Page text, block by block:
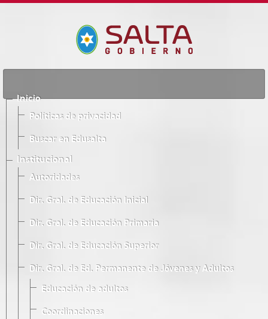
Inicio
Políticas de privacidad
Buscar en Edusalta
Institucional
Autoridades
Dir. Gral. de Educación Inicial
Dir. Gral. de Educación Primaria
Dir. Gral. de Educación Superior
Dir. Gral. de Ed. Permanente de Jóvenes y Adultos
Educación de adultos
Coordinaciones